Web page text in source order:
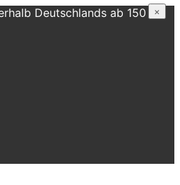
Deutschlands ab 150 €×